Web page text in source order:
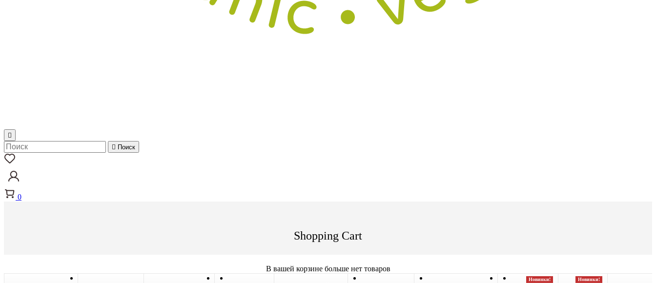

 Поиск
0
Shopping Cart
В вашей корзине больше нет товаров
Новинки! Новинки!